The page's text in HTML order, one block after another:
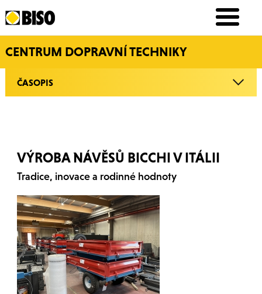
CENTRUM DOPRAVNÍ TECHNIKY
ČASOPIS
VÝROBA NÁVĚSŮ BICCHI V ITÁLII
Tradice, inovace a rodinné hodnoty